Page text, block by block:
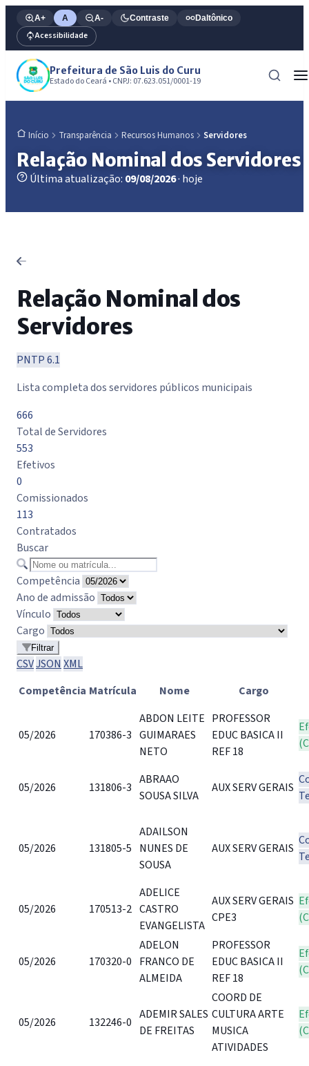
A+ A A- Contraste Daltônico
Acessibilidade
Prefeitura de São Luis do Curu
Estado do Ceará • CNPJ: 07.623.051/0001-19
Início Transparência Recursos Humanos Servidores
Relação Nominal dos Servidores
Última atualização: 09/08/2026· hoje
Relação Nominal dos
Servidores
PNTP 6.1
Lista completa dos servidores públicos municipais
666
Total de Servidores
553
Efetivos
0
Comissionados
113
Contratados
Buscar
Competência
Ano de admissão
Vínculo
Cargo
Filtrar
CSVJSON XML
Competência Matrícula Nome Cargo
05/2026 170386-3
ABDON LEITE
GUIMARAES
NETO
PROFESSOR
EDUC BASICA II
REF 18
05/2026 131806-3
ABRAAO
SOUSA SILVA
AUX SERV GERAIS
05/2026 131805-5
ADAILSON
NUNES DE
SOUSA
AUX SERV GERAIS
05/2026 170513-2
ADELICE
CASTRO
EVANGELISTA
AUX SERV GERAIS
CPE3
05/2026 170320-0
ADELON
FRANCO DE
ALMEIDA
PROFESSOR
EDUC BASICA II
REF 18
05/2026 132246-0
ADEMIR SALES
DE FREITAS
COORD DE
CULTURA ARTE
MUSICA
ATIVIDADES